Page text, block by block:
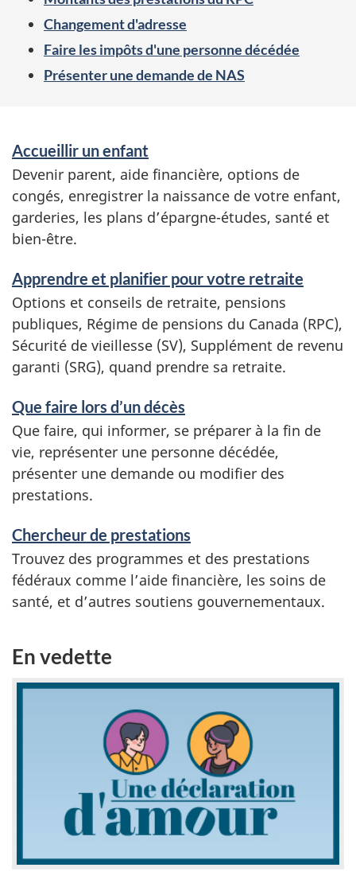
Changement d'adresse
Faire les impôts d'une personne décédée
Présenter une demande de NAS
S
e
r
v
i
c
e
s
e
t
r
e
n
s
e
i
g
n
e
m
e
n
t
Accueillir un enfant
Devenir parent, aide financière, options de
congés, enregistrer la naissance de votre enfant,
garderies, les plans d’épargne-études, santé et
bien-être.
Apprendre et planifier pour votre retraite
Options et conseils de retraite, pensions
publiques, Régime de pensions du Canada (RPC),
Sécurité de vieillesse (SV), Supplément de revenu
garanti (SRG), quand prendre sa retraite.
Que faire lors d’un décès
Que faire, qui informer, se préparer à la fin de
vie, représenter une personne décédée,
présenter une demande ou modifier des
prestations.
Chercheur de prestations
Trouvez des programmes et des prestations
fédéraux comme l’aide financière, les soins de
santé, et d’autres soutiens gouvernementaux.
En vedette